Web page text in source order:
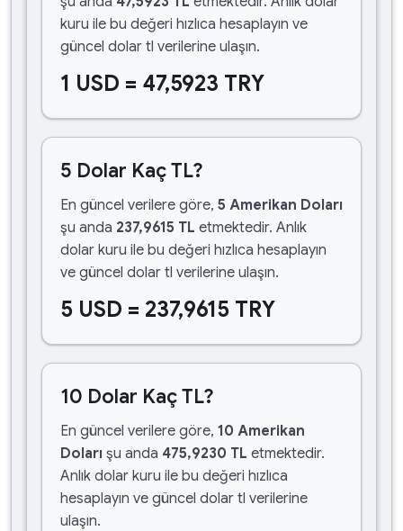
kuru ile bu değeri hızlıca hesaplayın ve
güncel dolar tl verilerine ulaşın.
1 USD = 47,5923 TRY
5 Dolar Kaç TL?
En güncel verilere göre, 5 Amerikan Doları
şu anda 237,9615 TL etmektedir. Anlık
dolar kuru ile bu değeri hızlıca hesaplayın
ve güncel dolar tl verilerine ulaşın.
5 USD = 237,9615 TRY
10 Dolar Kaç TL?
En güncel verilere göre, 10 Amerikan
Doları şu anda 475,9230 TL etmektedir.
Anlık dolar kuru ile bu değeri hızlıca
hesaplayın ve güncel dolar tl verilerine
ulaşın.